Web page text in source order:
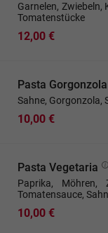
Garnelen, Zwiebeln,
Tomatenstücke
12,00 €
Pasta Gorgonzola
Sahne, Gorgonzola,
10,00 €
Pasta Vegetaria
Paprika, Möhren,
Tomatensauce,
10,00 €